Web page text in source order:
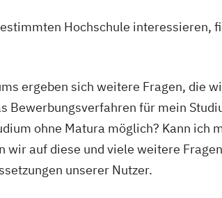
Hochschule interessieren,
ergeben sich weitere Fragen, die
Bewerbungsverfahren für mein
ohne Matura möglich? Kann ich
wir auf diese und viele weitere
unserer Nutzer.